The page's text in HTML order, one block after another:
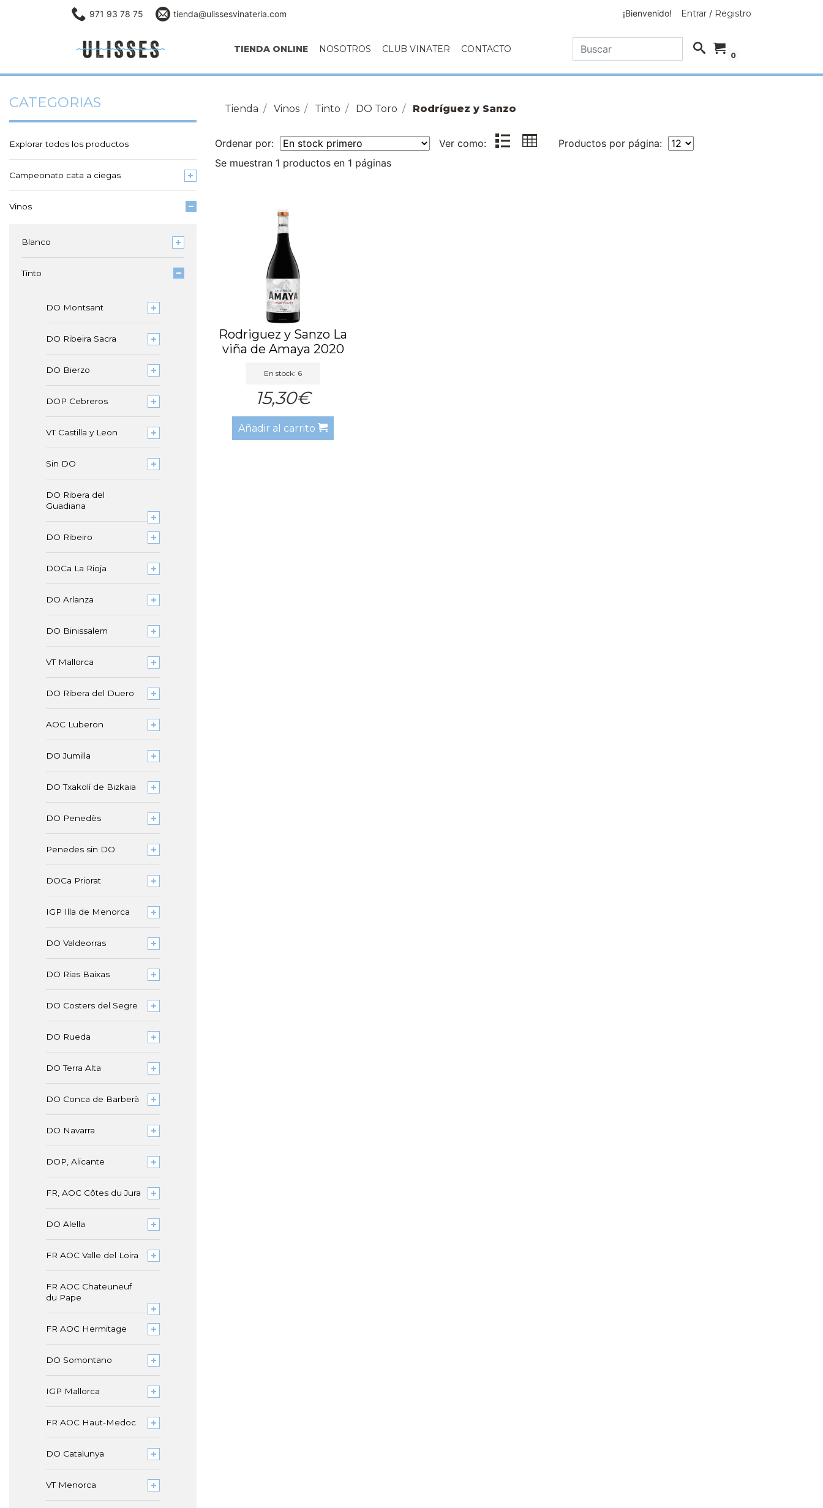
971 93 78 75 tienda@ulissesvinateria.com ¡Bienvenido! Entrar / Registro
TIENDA ONLINE NOSOTROS CLUB VINATER CONTACTO
0
CATEGORIAS
Explorar todos los productos
Campeonato cata a ciegas
Vinos
Blanco
Tinto
DO Montsant
DO Ribeira Sacra
DO Bierzo
DOP Cebreros
VT Castilla y Leon
Sin DO
DO Ribera del
Guadiana
DO Ribeiro
DOCa La Rioja
DO Arlanza
DO Binissalem
VT Mallorca
DO Ribera del Duero
AOC Luberon
DO Jumilla
DO Txakolí de Bizkaia
DO Penedès
Penedes sin DO
DOCa Priorat
IGP Illa de Menorca
DO Valdeorras
DO Rias Baixas
DO Costers del Segre
DO Rueda
DO Terra Alta
DO Conca de Barberà
DO Navarra
DOP, Alicante
FR, AOC Côtes du Jura
DO Alella
FR AOC Valle del Loira
FR AOC Chateuneuf
du Pape
FR AOC Hermitage
DO Somontano
IGP Mallorca
FR AOC Haut-Medoc
DO Catalunya
VT Menorca
Tienda Vinos Tinto DO Toro Rodríguez y Sanzo
Ordenar por: Ver como:
Productos por página:
Se muestran 1 productos en 1 páginas
Rodriguez y Sanzo La
viña de Amaya 2020
En stock: 6
15,30€
Añadir al carrito